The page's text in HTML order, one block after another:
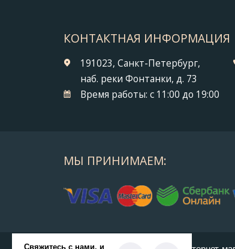
КОНТАКТНАЯ ИНФОРМАЦИЯ
191023, Санкт-Петербург,
наб. реки Фонтанки, д. 73
Время работы: с 11:00 до 19:00
МЫ ПРИНИМАЕМ: